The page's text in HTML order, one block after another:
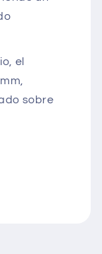
el
sobre